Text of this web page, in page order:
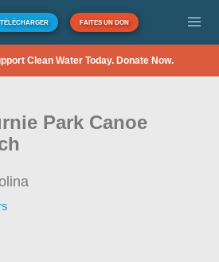
TÉLÉCHARGER FAITES UN DON
Clean Water Today. Donate Now.
Park Canoe